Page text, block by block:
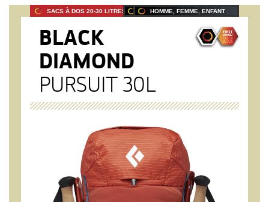
SACS À DOS 20-30 LITRES PRODUIT 2024
HOMME, FEMME, ENFANT
BLACK
DIAMOND
PURSUIT 30L